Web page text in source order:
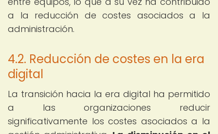
a la reducción de costes asociados a la
administración.
4.2. Reducción de costes en la era
digital
La transición hacia la era digital ha permitido
a las organizaciones reducir
significativamente los costes asociados a la